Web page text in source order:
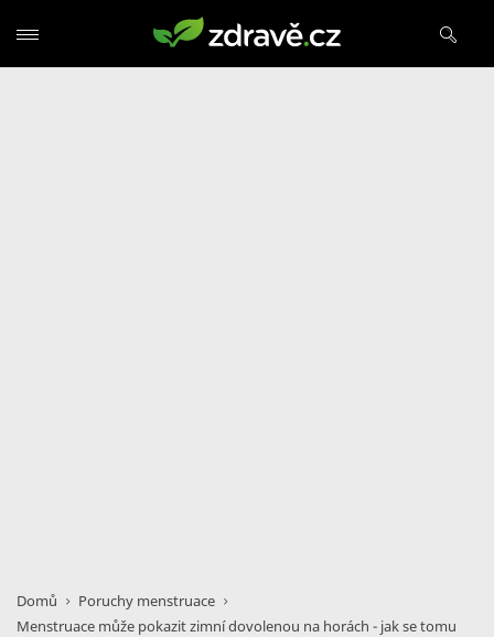
Domů
Poruchy menstruace
Menstruace může pokazit zimní dovolenou na horách - jak se tomu